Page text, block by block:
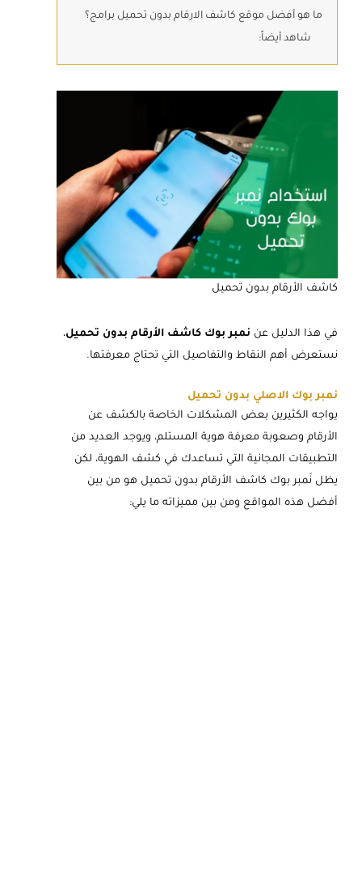
ما هو أفضل موقع كاشف الارقام بدون تحميل برامج؟
شاهد أيضاً:
كاشف الأرقام بدون تحميل
في هذا الدليل عن نمبر بوك كاشف الأرقام بدون تحميل،
نستعرض أهم النقاط والتفاصيل التي تحتاج معرفتها.
نمبر بوك الاصلي بدون تحميل
يواجه الكثيرين بعض المشكلات الخاصة بالكشف عن
الأرقام وصعوبة معرفة هوية المستلم، ويوجد العديد من
التطبيقات المجانية التي تساعدك في كشف الهوية، لكن
يظل نَمبر بوك كاشف الأرقام بدون تحميل هو من بين
أفضل هذه المواقع ومن بين مميزاته ما يلي: